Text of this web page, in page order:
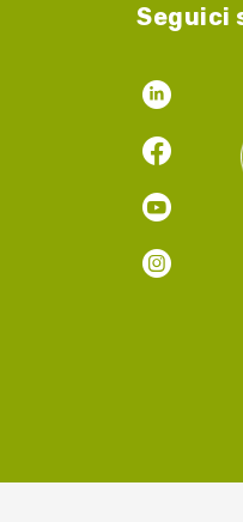
Seguici